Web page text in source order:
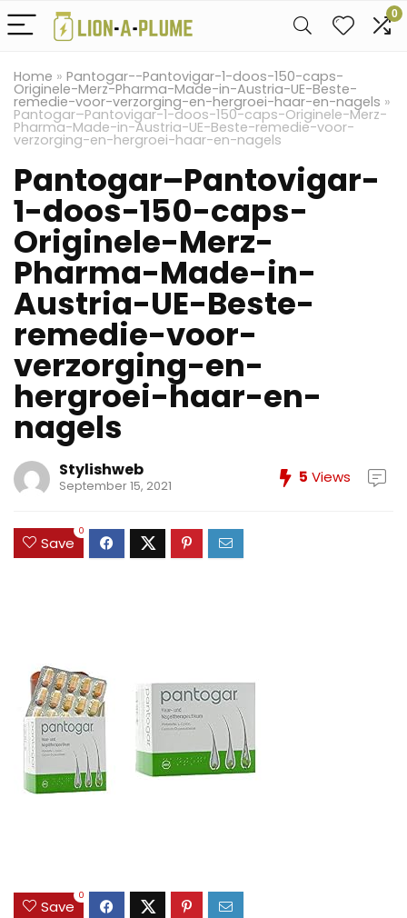
0
Home » Pantogar--Pantovigar-1-doos-150-caps-
Originele-Merz-Pharma-Made-in-Austria-UE-Beste-
remedie-voor-verzorging-en-hergroei-haar-en-nagels »
Pantogar–Pantovigar-1-doos-150-caps-Originele-Merz-
Pharma-Made-in-Austria-UE-Beste-remedie-voor-
verzorging-en-hergroei-haar-en-nagels
Pantogar–Pantovigar-
1-doos-150-caps-
Originele-Merz-
Pharma-Made-in-
Austria-UE-Beste-
remedie-voor-
verzorging-en-
hergroei-haar-en-
nagels
Stylishweb
September 15, 2021 5 Views
Save
0
Save
0